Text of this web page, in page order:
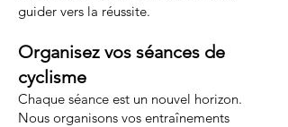
guider vers la réussite.
Organisez vos séances de
cyclisme
Chaque séance est un nouvel horizon.
Nous organisons vos entraînements